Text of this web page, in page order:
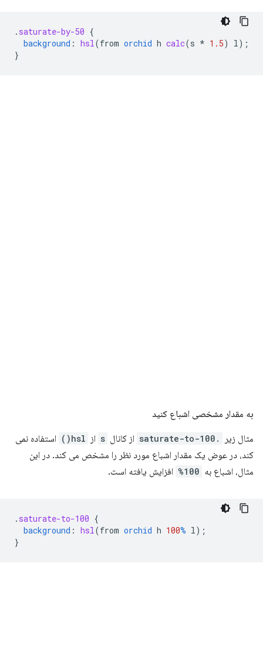
. saturate-by-50 {
background : hsl (from orchid h calc(s * 1.5) l );
}
به مقدار مشخصی اشباع کنید
مثال زیر .saturate-to-100 از کانال s از hsl()
استفاده نمی
کند، در عوض یک مقدار اشباع مورد نظر را مشخص می کند. در این
مثال، اشباع به 100% افزایش یافته است.
. saturate-to-100 {
background : hsl (from orchid h 100% l );
}